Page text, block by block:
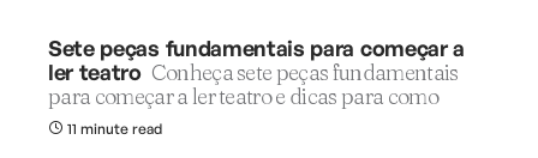
Sete peças fundamentais para começar a
ler teatro Conheça sete peças fundamentais
para começar a ler teatro e dicas para como
11 minute read